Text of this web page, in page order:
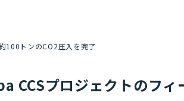
100トンのCO2圧入を完了
CCSプロジェクトのフィ